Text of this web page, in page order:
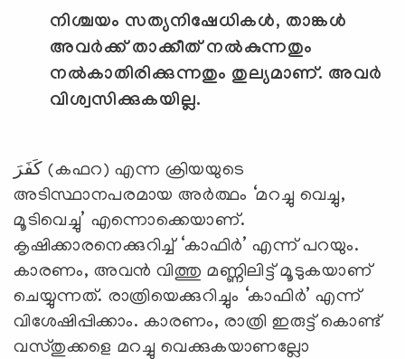
നിശ്ചയം സത്യനിഷേധികള്‍, താങ്കള്‍
അവര്‍ക്ക് താക്കീത് നല്‍കുന്നതും
നല്‍കാതിരിക്കുന്നതും തുല്യമാണ്. അവര്‍
വിശ്വസിക്കുകയില്ല.
كَفَرَ (കഫറ) എന്ന ക്രിയയുടെ
അടിസ്ഥാനപരമായ അര്‍ത്ഥം ‘മറച്ചു വെച്ചു,
മൂടിവെച്ചു’ എന്നൊക്കെയാണ്.
കൃഷിക്കാരനെക്കുറിച്ച് ‘കാഫിര്‍’ എന്ന് പറയും.
കാരണം, അവന്‍ വിത്തു മണ്ണിലിട്ട് മൂടുകയാണ്
ചെയ്യുന്നത്. രാത്രിയെക്കുറിച്ചും ‘കാഫിര്‍’ എന്ന്
വിശേഷിപ്പിക്കാം. കാരണം, രാത്രി ഇരുട്ട്‌ കൊണ്ട്
വസ്തുക്കളെ മറച്ചു വെക്കുകയാണല്ലോ